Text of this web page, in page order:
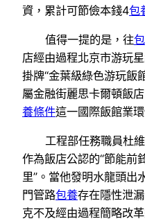
資，累計可節儉本錢4包
值得一提的是，往
店經由過程北京市游玩
掛牌“金葉級綠色游玩飯
屬金融街麗思卡爾頓飯
養條件這一國際飯館業
工程部任務職員杜
作為飯店公認的“節能前
里”。當他發明水龍頭出
門管路包養存在隱性泄
克不及經由過程簡略改